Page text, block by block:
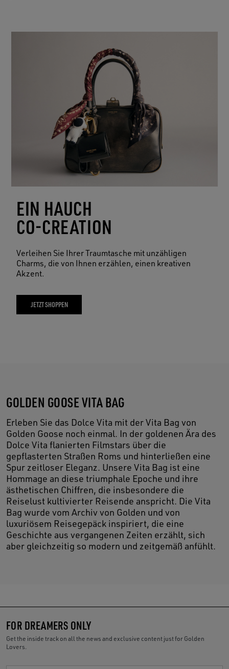
EIN HAUCH
CO-CREATION
Verleihen Sie Ihrer Traumtasche mit unzähligen
Charms, die von Ihnen erzählen, einen kreativen
Akzent.
JETZT SHOPPEN
GOLDEN GOOSE VITA BAG
Erleben Sie das Dolce Vita mit der Vita Bag von
Golden Goose noch einmal. In der goldenen Ära des
Dolce Vita flanierten Filmstars über die
gepflasterten Straßen Roms und hinterließen eine
Spur zeitloser Eleganz. Unsere Vita Bag ist eine
Hommage an diese triumphale Epoche und ihre
ästhetischen Chiffren, die insbesondere die
Reiselust kultivierter Reisende anspricht. Die Vita
Bag wurde vom Archiv von Golden und von
luxuriösem Reisegepäck inspiriert, die eine
Geschichte aus vergangenen Zeiten erzählt, sich
aber gleichzeitig so modern und zeitgemäß anfühlt.
FOR DREAMERS ONLY
Get the inside track on all the news and exclusive content just for Golden
Lovers.